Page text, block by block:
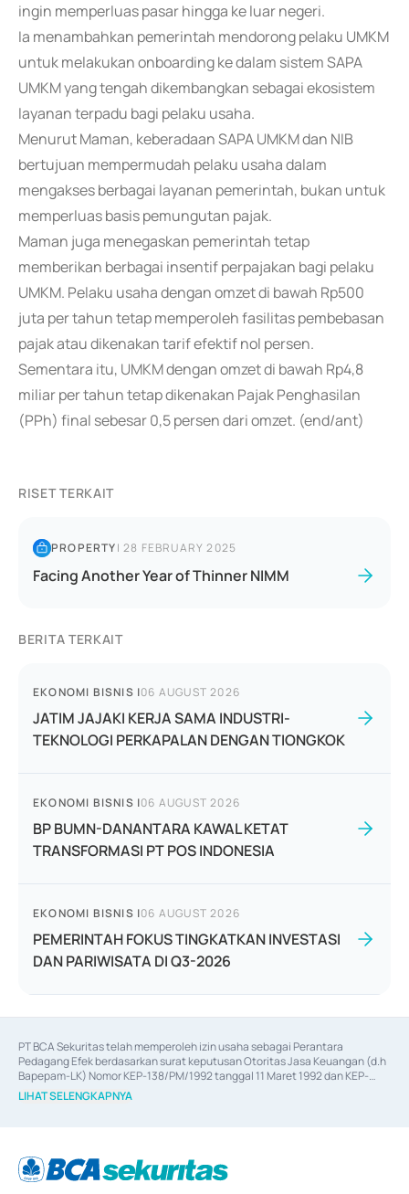
ingin memperluas pasar hingga ke luar negeri.
Ia menambahkan pemerintah mendorong pelaku UMKM
untuk melakukan onboarding ke dalam sistem SAPA
UMKM yang tengah dikembangkan sebagai ekosistem
layanan terpadu bagi pelaku usaha.
Menurut Maman, keberadaan SAPA UMKM dan NIB
bertujuan mempermudah pelaku usaha dalam
mengakses berbagai layanan pemerintah, bukan untuk
memperluas basis pemungutan pajak.
Maman juga menegaskan pemerintah tetap
memberikan berbagai insentif perpajakan bagi pelaku
UMKM. Pelaku usaha dengan omzet di bawah Rp500
juta per tahun tetap memperoleh fasilitas pembebasan
pajak atau dikenakan tarif efektif nol persen.
Sementara itu, UMKM dengan omzet di bawah Rp4,8
miliar per tahun tetap dikenakan Pajak Penghasilan
(PPh) final sebesar 0,5 persen dari omzet. (end/ant)
RISET TERKAIT
PROPERTY|28 FEBRUARY 2025
Facing Another Year of Thinner NIMM
BERITA TERKAIT
EKONOMI BISNIS |06 AUGUST 2026
JATIM JAJAKI KERJA SAMA INDUSTRI-
TEKNOLOGI PERKAPALAN DENGAN TIONGKOK
EKONOMI BISNIS |06 AUGUST 2026
BP BUMN-DANANTARA KAWAL KETAT
TRANSFORMASI PT POS INDONESIA
EKONOMI BISNIS |06 AUGUST 2026
PEMERINTAH FOKUS TINGKATKAN INVESTASI
DAN PARIWISATA DI Q3-2026
PT BCA Sekuritas telah memperoleh izin usaha sebagai Perantara
Pedagang Efek berdasarkan surat keputusan Otoritas Jasa Keuangan (d.h
Bapepam-LK) Nomor KEP-138/PM/1992 tanggal 11 Maret 1992 dan KEP-
06/D.04/2014 tanggal 28 Februari 2014, izin usaha sebagai Penjamin Emisi
Efek berdasarkan surat keputusan Otoritas Jasa Keuangan Nomor KEP-
berdasarkan surat keputusan Otoritas Jasa Keuangan Nomor S-
67/PM.21/2017 tanggal 3 Februari 2017, dan beberapa izin usaha lainnya
LIHAT SELENGKAPNYA